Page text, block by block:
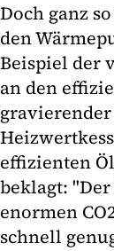
Doch ganz
den
Beispiel der
an den
effizienten
beklagt:
enormen
schnell